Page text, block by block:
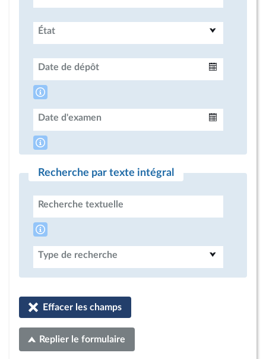
État
Date de dépôt
Date d'examen
Recherche par texte intégral
Recherche textuelle
Type de recherche
Effacer les champs
Replier le formulaire